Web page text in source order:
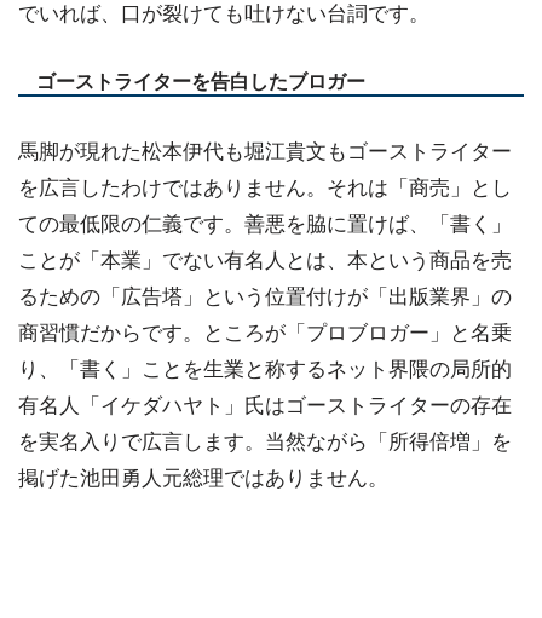
でいれば、口が裂けても吐けない台詞です。
ゴーストライターを告白したブロガー
馬脚が現れた松本伊代も堀江貴文もゴーストライター
を広言したわけではありません。それは「商売」とし
ての最低限の仁義です。善悪を脇に置けば、「書く」
ことが「本業」でない有名人とは、本という商品を売
るための「広告塔」という位置付けが「出版業界」の
商習慣だからです。ところが「プロブロガー」と名乗
り、「書く」ことを生業と称するネット界隈の局所的
有名人「イケダハヤト」氏はゴーストライターの存在
を実名入りで広言します。当然ながら「所得倍増」を
掲げた池田勇人元総理ではありません。